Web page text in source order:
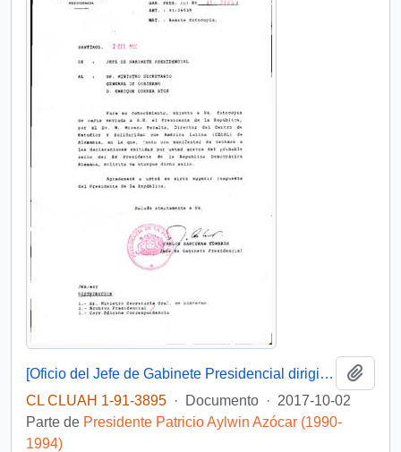
[Oficio del Jefe de Gabinete Presidencial dirigido al Ministro Secretario General de Gobierno]
CL CLUAH 1-91-3895 · Documento · 2017-10-02
Parte de Presidente Patricio Aylwin Azócar (1990-
1994)